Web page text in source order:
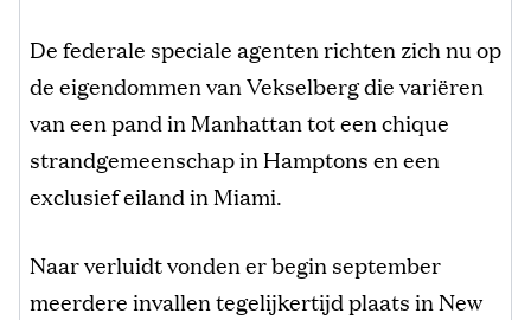
De federale speciale agenten richten zich nu op
de eigendommen van Vekselberg die variëren
van een pand in Manhattan tot een chique
strandgemeenschap in Hamptons en een
exclusief eiland in Miami.
Naar verluidt vonden er begin september
meerdere invallen tegelijkertijd plaats in New